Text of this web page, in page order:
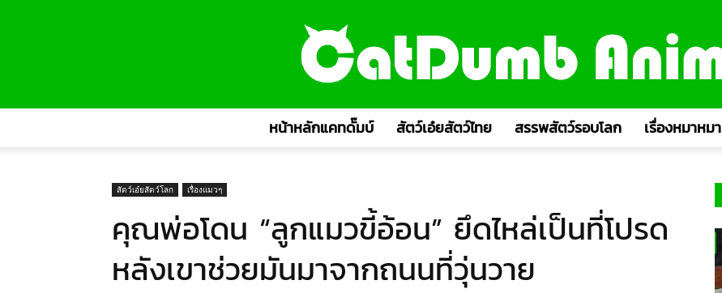
หน้าหลักแคทดั๊มบ์ สัตว์เอ๋ยสัตว์ไทย สรรพสัตว์รอบโลก เรื่องหมาหมา
สัตว์เอ๋ยสัตว์โลก เรื่องแมวๆ
คุณพ่อโดน “ลูกแมวขี้อ้อน” ยึดไหล่เป็นที่โปรด
หลังเขาช่วยมันมาจากถนนที่วุ่นวาย